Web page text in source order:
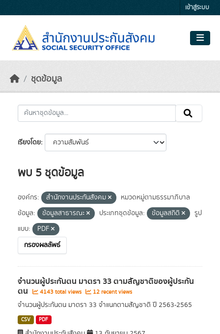
เข้าสู่ระบบ
ชุดข้อมูล
เรียงโดย
พบ 5 ชุดข้อมูล
องค์กร: สำนักงานประกันสังคม
หมวดหมู่ตามธรรมาภิบาล
ข้อมูล:
ข้อมูลสาธารณะ ประเภทชุดข้อมูล: ข้อมูลสถิติ
รูป
แบบ:
PDF
กรองผลลัพธ์
จำนวนผู้ประกันตน มาตรา 33 ตามสัญชาติของผู้ประกัน
ตน 4143 total views 12 recent views
จำนวนผู้ประกันตน มาตรา 33 จำแนกตามสัญชาติ ปี 2563-2565
CSV PDF